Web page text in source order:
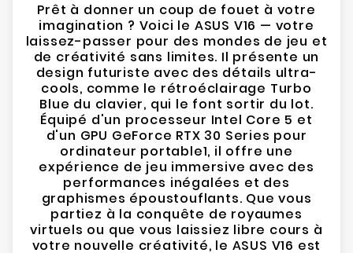
Prêt à donner un coup de fouet à votre
imagination ? Voici le ASUS V16 — votre
laissez-passer pour des mondes de jeu et
de créativité sans limites. Il présente un
design futuriste avec des détails ultra-
cools, comme le rétroéclairage Turbo
Blue du clavier, qui le font sortir du lot.
Équipé d'un processeur Intel Core 5 et
d'un GPU GeForce RTX 30 Series pour
ordinateur portable1, il offre une
expérience de jeu immersive avec des
performances inégalées et des
graphismes époustouflants. Que vous
partiez à la conquête de royaumes
virtuels ou que vous laissiez libre cours à
votre nouvelle créativité, le ASUS V16 est